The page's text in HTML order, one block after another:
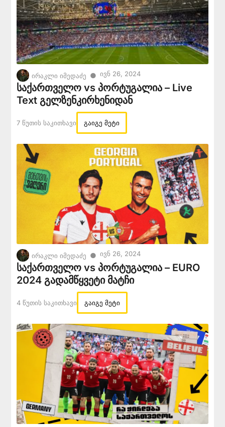
ირაკლი იმედაძე ● Ივნ 26, 2024
საქართველო vs პორტუგალია – Live
Text გელზენკირხენიდან
7 Წუთის Საკითხავი გაიგე მეტი
ირაკლი იმედაძე ● Ივნ 26, 2024
საქართველო vs პორტუგალია – EURO
2024 გადამწყვეტი მატჩი
4 Წუთის Საკითხავი გაიგე მეტი